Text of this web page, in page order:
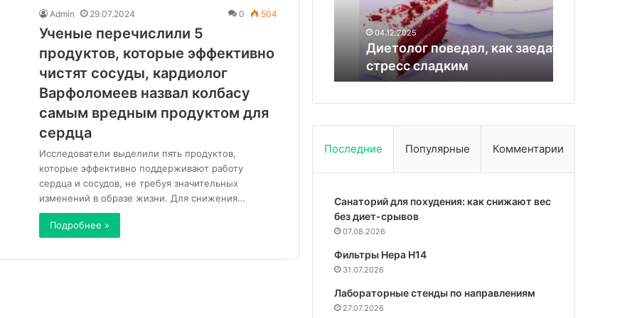
Admin 29.07.2024 0 504
Ученые перечислили 5
продуктов, которые эффективно
чистят сосуды, кардиолог
Варфоломеев назвал колбасу
самым вредным продуктом для
сердца
Исследователи выделили пять продуктов,
которые эффективно поддерживают работу
сердца и сосудов, не требуя значительных
изменений в образе жизни. Для снижения…
Подробнее »
Расулов
11.02.2025
Кедровые орехи
04.12.2025
Диетолог поведал, как заедать
стресс сладким
поможет
Последние Популярные Комментарии
Санаторий для похудения: как снижают вес
без диет-срывов
07.08.2026
Фильтры Hepa Н14
31.07.2026
Лабораторные стенды по направлениям
27.07.2026